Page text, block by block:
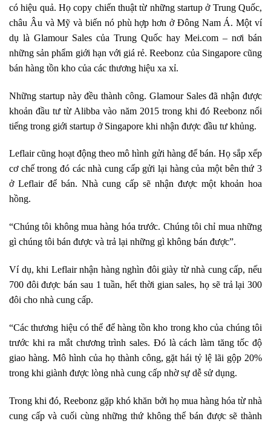
có hiệu quả. Họ copy chiến thuật từ những startup ở Trung Quốc,
châu Âu và Mỹ và biến nó phù hợp hơn ở Đông Nam Á. Một ví
dụ là Glamour Sales của Trung Quốc hay Mei.com – nơi bán
những sản phẩm giới hạn với giá rẻ. Reebonz của Singapore cũng
bán hàng tồn kho của các thương hiệu xa xỉ.
Những startup này đều thành công. Glamour Sales đã nhận được
khoản đầu tư từ Alibba vào năm 2015 trong khi đó Reebonz nổi
tiếng trong giới startup ở Singapore khi nhận được đầu tư khủng.
Leflair cũng hoạt động theo mô hình gửi hàng để bán. Họ sắp xếp
cơ chế trong đó các nhà cung cấp gửi lại hàng của một bên thứ 3
ở Leflair để bán. Nhà cung cấp sẽ nhận được một khoản hoa
hồng.
“Chúng tôi không mua hàng hóa trước. Chúng tôi chỉ mua những
gì chúng tôi bán được và trả lại những gì không bán được”.
Ví dụ, khi Leflair nhận hàng nghìn đôi giày từ nhà cung cấp, nếu
700 đôi được bán sau 1 tuần, hết thời gian sales, họ sẽ trả lại 300
đôi cho nhà cung cấp.
“Các thương hiệu có thể để hàng tồn kho trong kho của chúng tôi
trước khi ra mắt chương trình sales. Đó là cách làm tăng tốc độ
giao hàng. Mô hình của họ thành công, gặt hái tỷ lệ lãi gộp 20%
trong khi giành được lòng nhà cung cấp nhờ sự dễ sử dụng.
Trong khi đó, Reebonz gặp khó khăn bởi họ mua hàng hóa từ nhà
cung cấp và cuối cùng những thứ không thể bán được sẽ thành